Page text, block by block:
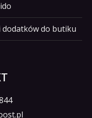
do butiku